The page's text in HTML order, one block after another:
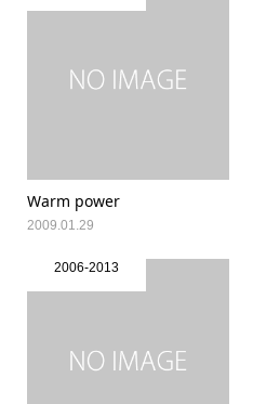
Warm power
2009.01.29
2006-2013